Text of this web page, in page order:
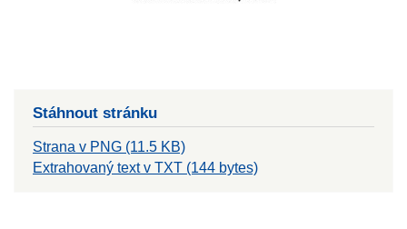
Stáhnout stránku
Strana v PNG (11.5 KB)
Extrahovaný text v TXT (144 bytes)